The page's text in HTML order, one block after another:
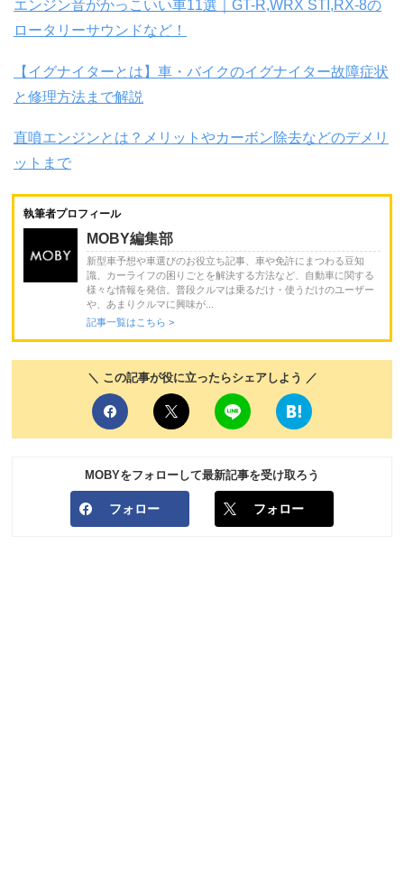
エンジン音がかっこいい車11選｜GT-R,WRX STI,RX-8の
ロータリーサウンドなど！
【イグナイターとは】車・バイクのイグナイター故障症状
と修理方法まで解説
直噴エンジンとは？メリットやカーボン除去などのデメリ
ットまで
執筆者プロフィール
MOBY編集部
新型車予想や車選びのお役立ち記事、車や免許にまつわる豆知
識、カーライフの困りごとを解決する方法など、自動車に関する
様々な情報を発信。普段クルマは乗るだけ・使うだけのユーザー
や、あまりクルマに興味が...
記事一覧はこちら >
＼ この記事が役に立ったらシェアしよう ／
MOBYをフォローして最新記事を受け取ろう
フォロー フォロー